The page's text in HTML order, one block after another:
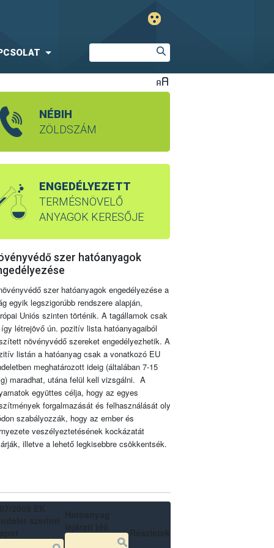
NÉBIH
ZÖLDSZÁM
ENGEDÉLYEZETT
TERMÉSNÖVELŐ
ANYAGOK KERESŐJE
szer hatóanyagok
szer hatóanyagok engedélyezése a
egyik legszigorúbb rendszere alapján,
Uniós szinten történik. A tagállamok csak
létrejövő ún. pozitív lista hatóanyagaiból
növényvédő szereket engedélyezhetik. A
listán a hatóanyag csak a vonatkozó EU
meghatározott ideig (általában 7-15
maradhat, utána felül kell vizsgálni. A
együttes célja, hogy az egyes
forgalmazását és felhasználását oly
szabályozzák, hogy az ember és
veszélyeztetésének kockázatát
illetve a lehető legkisebbre csökkentsék.